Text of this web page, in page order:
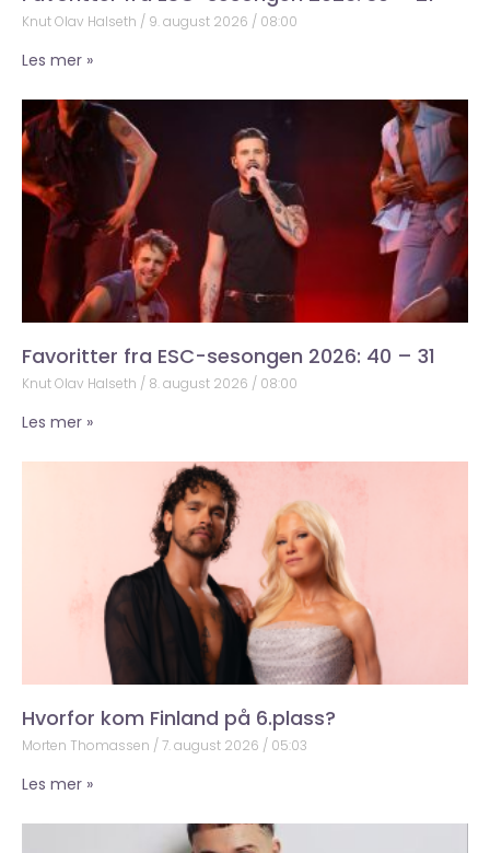
Knut Olav Halseth 9. august 2026 08:00
Les mer »
Favoritter fra ESC-sesongen 2026: 40 – 31
Knut Olav Halseth 8. august 2026 08:00
Les mer »
Hvorfor kom Finland på 6.plass?
Morten Thomassen 7. august 2026 05:03
Les mer »